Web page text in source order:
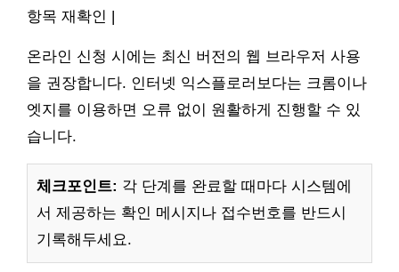
항목 재확인 |
온라인 신청 시에는 최신 버전의 웹 브라우저 사용
을 권장합니다. 인터넷 익스플로러보다는 크롬이나
엣지를 이용하면 오류 없이 원활하게 진행할 수 있
습니다.
체크포인트: 각 단계를 완료할 때마다 시스템에
서 제공하는 확인 메시지나 접수번호를 반드시
기록해두세요.